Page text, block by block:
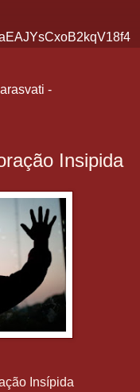
-
Insipida
Insípida